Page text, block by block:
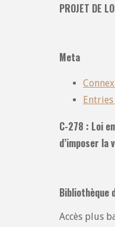
toutes
PROJET DE
Meta
Entries
C-278 : Loi
d’imposer
Bibliothèque
Accès plus